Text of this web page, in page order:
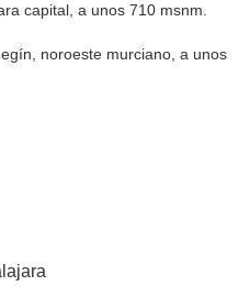
capital, a unos 710 msnm.
noroeste murciano, a unos